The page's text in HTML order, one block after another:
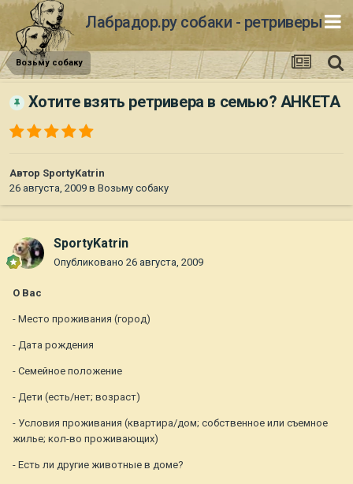
Лабрадор.ру собаки - ретриверы
Возьму собаку
Хотите взять ретривера в семью? АНКЕТА
Автор SportyKatrin
26 августа, 2009 в Возьму собаку
SportyKatrin
Опубликовано 26 августа, 2009
О Вас
- Место проживания (город)
- Дата рождения
- Семейное положение
- Дети (есть/нет; возраст)
- Условия проживания (квартира/дом; собственное или съемное
жилье; кол-во проживающих)
- Есть ли другие животные в доме?